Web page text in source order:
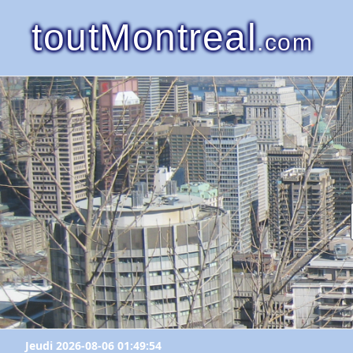
toutMontreal.com
Jeudi 2026-08-06 01:49:54